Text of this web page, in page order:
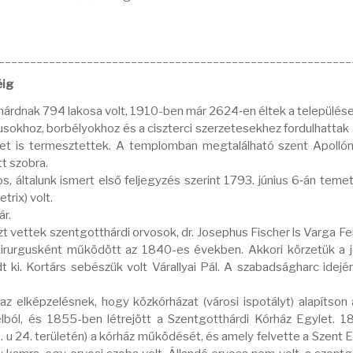
794 lakosa volt, 1910-ben már 2624‑en éltek a
borbélyokhoz és a ciszterci szerzetesekhez
is termesztettek. A templomban megtalálható szent
szobra.
általunk ismert első feljegyzés szerint 1793. június 6‑án
volt.
vettek szentgotthárdi orvosok, dr. Josephus Fischer ls Varga
működött az 1840-es években. Akkori körzetük a
Kortárs sebészük volt Várallyai Pál. A szabadságharc
elképzelésnek, hogy közkórházat (városi ispotályt) alapítson
és 1855-ben létrejött a Szentgotthárdi Kórház Egylet.
u 24. területén) a kórház működését, és amely felvette a Szent